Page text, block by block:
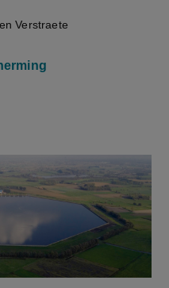
Verstraete